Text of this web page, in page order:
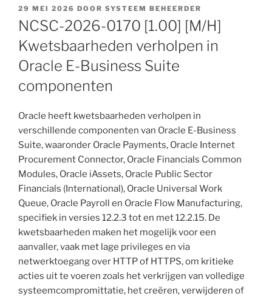
GEPLAATST
OP
29 MEI 2026 DOOR SYSTEEM BEHEERDER
NCSC-2026-0170 [1.00] [M/H]
Kwetsbaarheden verholpen in
Oracle E-Business Suite
componenten
Oracle heeft kwetsbaarheden verholpen in
verschillende componenten van Oracle E-Business
Suite, waaronder Oracle Payments, Oracle Internet
Procurement Connector, Oracle Financials Common
Modules, Oracle iAssets, Oracle Public Sector
Financials (International), Oracle Universal Work
Queue, Oracle Payroll en Oracle Flow Manufacturing,
specifiek in versies 12.2.3 tot en met 12.2.15. De
kwetsbaarheden maken het mogelijk voor een
aanvaller, vaak met lage privileges en via
netwerktoegang over HTTP of HTTPS, om kritieke
acties uit te voeren zoals het verkrijgen van volledige
systeemcompromittatie, het creëren, verwijderen of